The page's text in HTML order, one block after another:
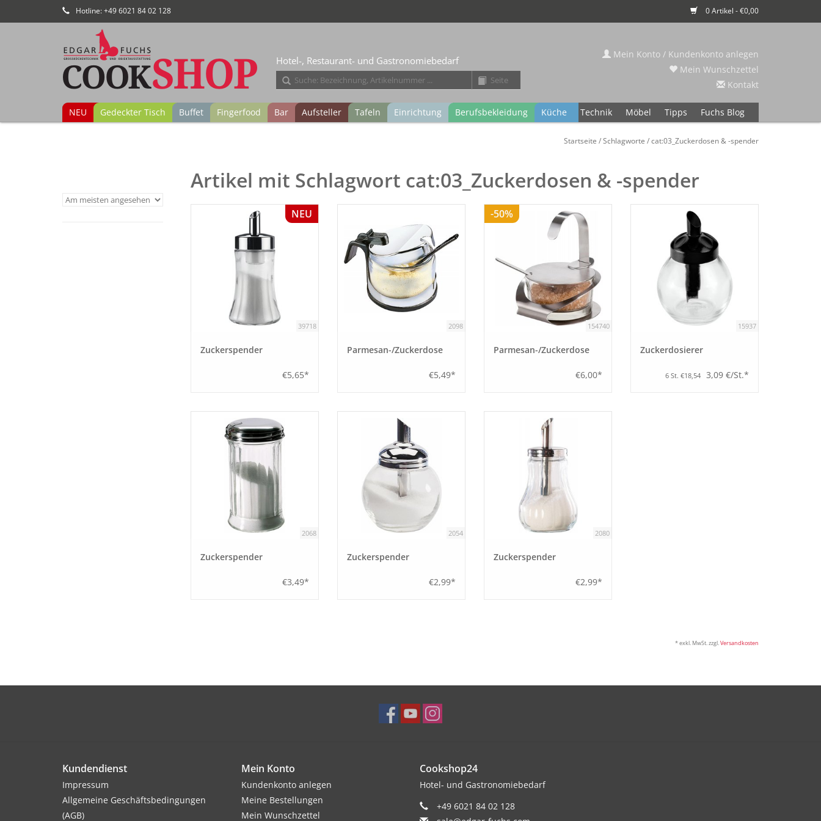
Hotline: +49 6021 84 02 128 0 Artikel - €0,00
Hotel-, Restaurant- und Gastronomiebedarf
NEU Gedeckter Tisch Buffet Fingerfood Bar Aufsteller Tafeln Einrichtung Berufsbekleidung Küche Technik Möbel Tipps Fuchs Blog
Mein Konto / Kundenkonto anlegen
Mein Wunschzettel
Kontakt
Startseite /Schlagworte /cat:03_Zuckerdosen & -spender
Artikel mit Schlagwort cat:03_Zuckerdosen & -spender
NEU
39718
Zuckerspender
€5,65*
2098
Parmesan-/Zuckerdose
€5,49*
-50%
154740
Parmesan-/Zuckerdose
€6,00*
15937
Zuckerdosierer
6 St. €18,54 3,09 €/St.*
2068
Zuckerspender
€3,49*
2054
Zuckerspender
€2,99*
2080
Zuckerspender
€2,99*
* exkl. MwSt. zzgl. Versandkosten
Kundendienst
Impressum
Allgemeine Geschäftsbedingungen
(AGB)
Mein Konto
Kundenkonto anlegen
Meine Bestellungen
Mein Wunschzettel
Cookshop24
Hotel- und Gastronomiebedarf
+49 6021 84 02 128